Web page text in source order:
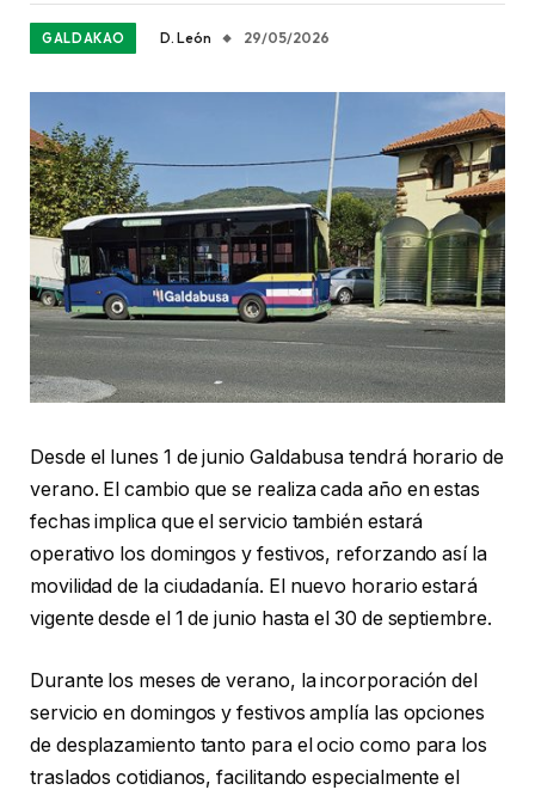
GALDAKAO D. León 29/05/2026
Desde el lunes 1 de junio Galdabusa tendrá horario de
verano. El cambio que se realiza cada año en estas
fechas implica que el servicio también estará
operativo los domingos y festivos, reforzando así la
movilidad de la ciudadanía. El nuevo horario estará
vigente desde el 1 de junio hasta el 30 de septiembre.
Durante los meses de verano, la incorporación del
servicio en domingos y festivos amplía las opciones
de desplazamiento tanto para el ocio como para los
traslados cotidianos, facilitando especialmente el